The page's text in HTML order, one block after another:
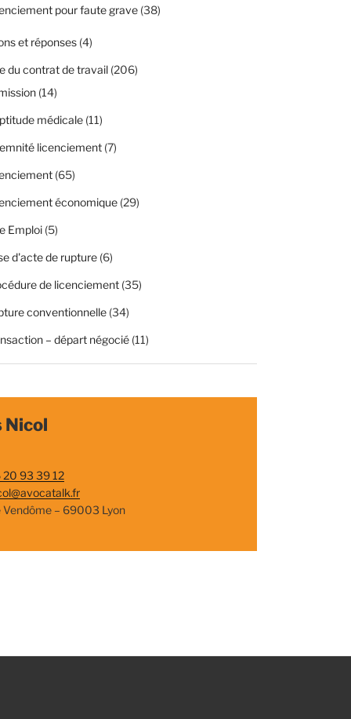
pour faute grave(38)
et réponses(4)
du contrat de travail(206)
(14)
médicale(11)
licenciement(7)
(65)
économique(29)
Emploi(5)
d'acte de rupture(6)
de licenciement(35)
conventionnelle(34)
– départ négocié(11)
Nicol
93 39 12
Vendôme – 69003 Lyon